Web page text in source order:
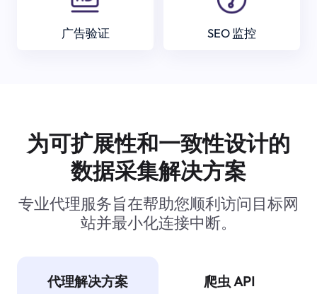
广告验证 SEO 监控
为可扩展性和一致性设计的
数据采集解决方案
专业代理服务旨在帮助您顺利访问目标网
站并最小化连接中断。
代理解决方案 爬虫 API